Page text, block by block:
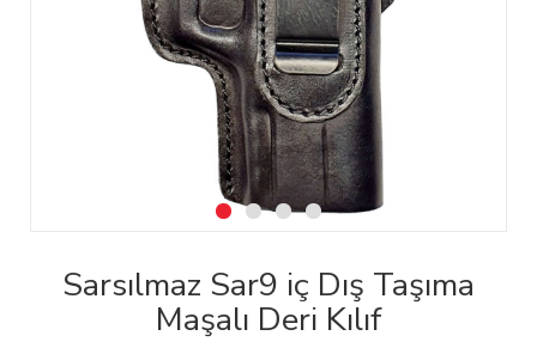
Sarsılmaz Sar9 iç Dış Taşıma
Maşalı Deri Kılıf